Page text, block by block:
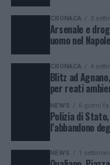
CRONACA 3
Arsenale e
uomo nel
CRONACA 4
Blitz ad
per reati
NEWS 6 giorni fa
Polizia di
l’abbandono
NEWS 1